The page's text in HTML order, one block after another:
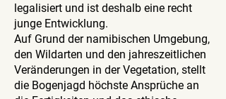
legalisiert und ist deshalb eine recht
junge Entwicklung.
Auf Grund der namibischen Umgebung,
den Wildarten und den jahreszeitlichen
Veränderungen in der Vegetation, stellt
die Bogenjagd höchste Ansprüche an